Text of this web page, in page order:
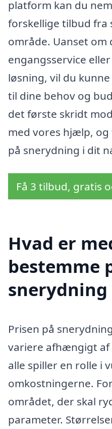
platform kan du
forskellige tilbud fra
område. Uanset
engangsservice
løsning, vil du
til dine behov og
det første skridt
med vores hjælp,
på snerydning i dit
Få 3 tilbud, gratis
Hvad er
bestemme
snerydning
Prisen på
variere afhængigt
alle spiller en rolle i
omkostningerne.
området, der skal
parameter.